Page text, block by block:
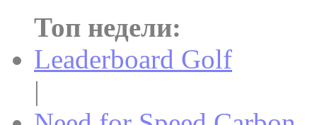
Топ недели:
Leaderboard Golf
|